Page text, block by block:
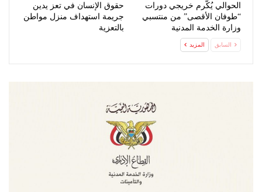
الحوالي يُكّرم خريجي دورات
“طوفان الأقصى” من منتسبي
وزارة الخدمة المدنية
حقوق الإنسان في تعز يدين
جريمة استهداف منزل مواطن
بالتعزية
السابق المزيد